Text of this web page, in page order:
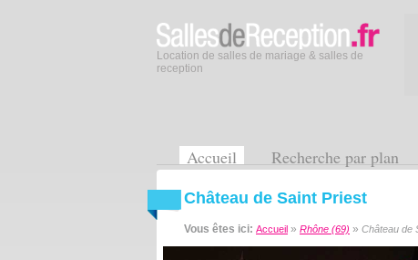
Location de salles de mariage & salles de
reception
Accueil Recherche par plan
Château de Saint Priest
Vous êtes ici: Accueil » Rhône (69) » Château de